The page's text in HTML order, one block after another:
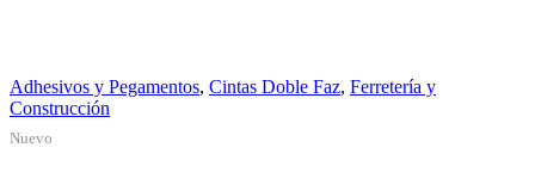
Adhesivos y Pegamentos, Cintas Doble Faz, Ferretería y
Construcción
Nuevo